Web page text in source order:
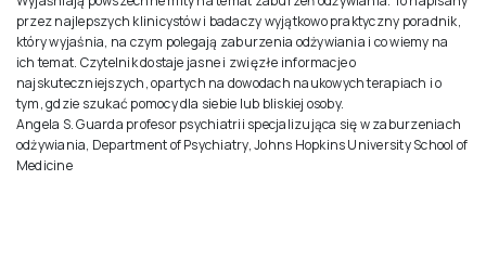
przez najlepszych klinicystów i badaczy wyjątkowo praktyczny poradnik,
który wyjaśnia, na czym polegają zaburzenia odżywiania i co wiemy na
ich temat. Czytelnik dostaje jasne i zwięzłe informacje o
najskuteczniejszych, opartych na dowodach naukowych terapiach i o
tym, gdzie szukać pomocy dla siebie lub bliskiej osoby.
Angela S. Guarda profesor psychiatrii specjalizująca się w zaburzeniach
odżywiania, Department of Psychiatry, Johns Hopkins University School of
Medicine